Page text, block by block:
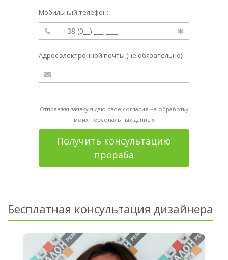
Мобильный телефон:
Адрес электронной почты (не обязательно):
Отправляя заявку я даю свое согласие на обработку
моих персональных данных
Получить консультацию
прораба
Бесплатная консультация дизайнера